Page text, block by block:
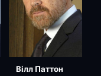
Вілл Паттон